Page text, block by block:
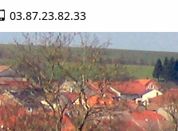
03.87.23.82.33